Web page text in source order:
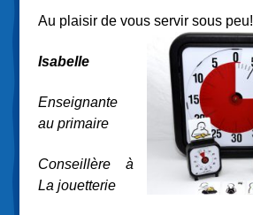
Au plaisir de vous servir sous peu!
Isabelle
Enseignante
au primaire
Conseillère à
La jouetterie